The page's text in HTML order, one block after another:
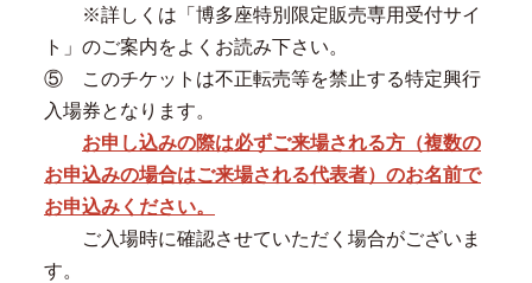
※詳しくは「博多座特別限定販売専用受付サイ
ト」のご案内をよくお読み下さい。
⑤ このチケットは不正転売等を禁止する特定興行
入場券となります。
お申し込みの際は必ずご来場される方（複数の
お申込みの場合はご来場される代表者）のお名前で
お申込みください。
ご入場時に確認させていただく場合がございま
す。